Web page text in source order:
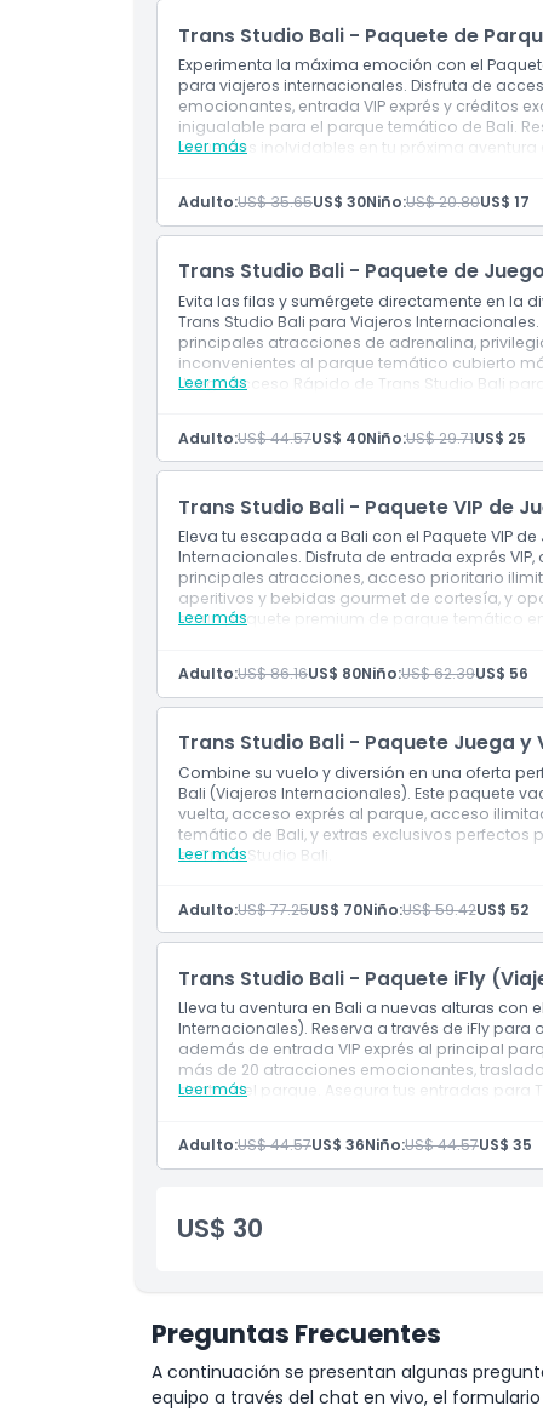
Política para Niños y Adultos
Exclusiones
Horario de Apertura
Cosas a Saber
Ubicación
Cómo Canjear
Código de Vestimenta
Política de Cancelación
Trans Studio Bali - Paquete de
Experimenta la máxima emoción con el
para viajeros internacionales. Disfruta de
emocionantes, entrada VIP exprés y créditos
inigualable para el parque temático de Bali.
recuerdos inolvidables en tu próxima aventura
Leer más
Entrada a: Parque Temático
Adulto:US$ 35.65US$ 30Niño:US$ 20.80US$ 17
Trans Studio Bali - Paquete de
Evita las filas y sumérgete directamente en la
Trans Studio Bali para Viajeros
principales atracciones de adrenalina,
inconvenientes al parque temático cubierto
Juego Acceso Rápido de Trans Studio Bali
Leer más
Entrada a las atracciones.
Adulto:US$ 44.57US$ 40Niño:US$ 29.71US$ 25
Trans Studio Bali - Paquete VIP de
Eleva tu escapada a Bali con el Paquete VIP
Internacionales. Disfruta de entrada exprés
principales atracciones, acceso prioritario
aperitivos y bebidas gourmet de cortesía, y
en un paquete premium de parque temático
Leer más
Admisión a: Paquete VIP Fly
Adulto:US$ 86.16US$ 80Niño:US$ 62.39US$ 56
Trans Studio Bali - Paquete Juega
Combine su vuelo y diversión en una oferta
Bali (Viajeros Internacionales). Este paquete
vuelta, acceso exprés al parque, acceso
temático de Bali, y extras exclusivos
en Trans Studio Bali.
Leer más
Admisión a las atracciones
Adulto:US$ 77.25US$ 70Niño:US$ 59.42US$ 52
Trans Studio Bali - Paquete iFly
Lleva tu aventura en Bali a nuevas alturas con
Internacionales). Reserva a través de iFly
además de entrada VIP exprés al principal
más de 20 atracciones emocionantes,
dentro del parque. Asegura tus entradas para
Leer más
Adulto:US$ 44.57US$ 36Niño:US$ 44.57US$ 35
US$ 30
Preguntas Frecuentes
A continuación se presentan algunas
equipo a través del chat en vivo, el